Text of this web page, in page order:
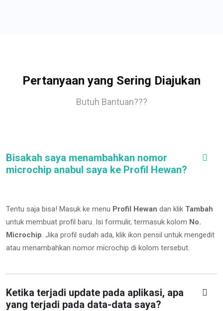
Pertanyaan yang Sering Diajukan
Butuh Bantuan???
Bisakah saya menambahkan nomor
microchip anabul saya ke Profil Hewan?
Tentu saja bisa! Masuk ke menu Profil Hewan dan klik Tambah
untuk membuat profil baru. Isi formulir, termasuk kolom No.
Microchip. Jika profil sudah ada, klik ikon pensil untuk mengedit
atau menambahkan nomor microchip di kolom tersebut.
Ketika terjadi update pada aplikasi, apa
yang terjadi pada data-data saya?